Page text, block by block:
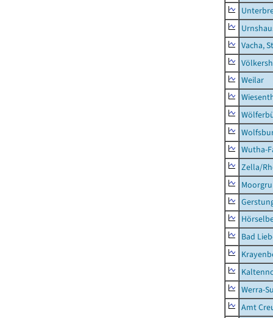
Vacha,
Weilar
Wutha-
Zella/
Bad
Werra-
Amt